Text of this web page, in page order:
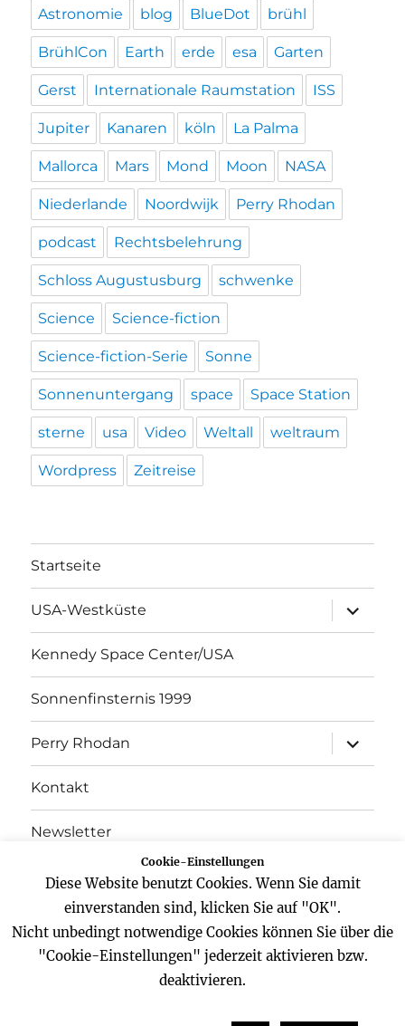
Astronomie blog BlueDot brühl
BrühlCon Earth erde esa Garten
Gerst Internationale Raumstation ISS
Jupiter Kanaren köln La Palma
Mallorca Mars Mond Moon NASA
Niederlande Noordwijk Perry Rhodan
podcast Rechtsbelehrung
Schloss Augustusburg schwenke
Science Science-fiction
Science-fiction-Serie Sonne
Sonnenuntergang space Space Station
sterne usa Video Weltall weltraum
Wordpress Zeitreise
Startseite
USA-Westküste
öffnen
Kennedy Space Center/USA
Sonnenfinsternis 1999
Perry Rhodan
öffnen
Kontakt
Newsletter
Datenschutz
FacebookTwitterYouTube
Cookie-Einstellungen
Diese Website benutzt Cookies. Wenn Sie damit
einverstanden sind, klicken Sie auf "OK".
Nicht unbedingt notwendige Cookies können Sie über die
"Cookie-Einstellungen" jederzeit aktivieren bzw.
deaktivieren.